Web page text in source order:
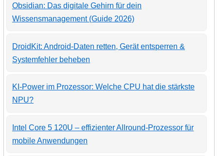
Obsidian: Das digitale Gehirn für dein
Wissensmanagement (Guide 2026)
DroidKit: Android-Daten retten, Gerät entsperren &
Systemfehler beheben
KI-Power im Prozessor: Welche CPU hat die stärkste
NPU?
Intel Core 5 120U – effizienter Allround-Prozessor für
mobile Anwendungen